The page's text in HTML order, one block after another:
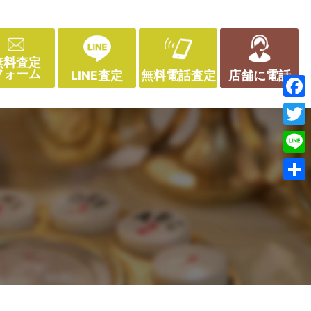
料査定
ォーム
LINE査定 無料電話査定 店舗に電話
Line